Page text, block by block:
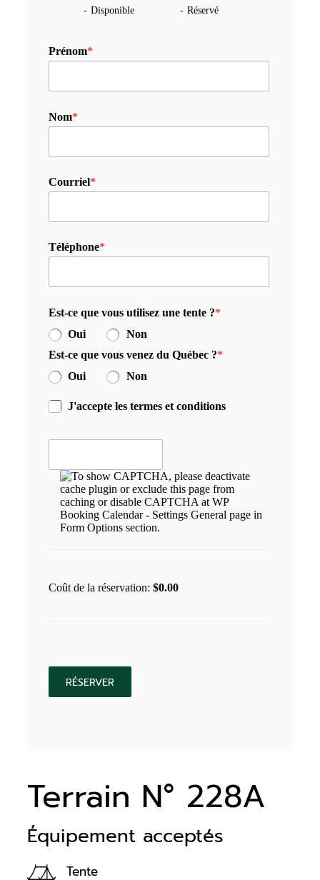
Terrain N° 228A
Équipement acceptés
Tente
- Disponible - Réservé
Prénom*
Nom*
Courriel*
Téléphone*
Est-ce que vous utilisez une tente ?*
Oui
Non
Est-ce que vous venez du Québec ?*
Oui
Non
J'accepte les termes et conditions
Coût de la réservation:$0.00